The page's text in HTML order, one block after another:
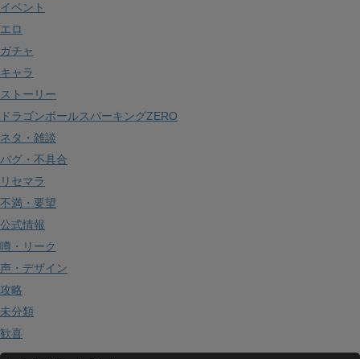
イベント
エロ
ガチャ
キャラ
ストーリー
ドラゴンボールスパーキングZERO
ネタ・雑談
バグ・不具合
リセマラ
不満・要望
公式情報
噂・リーク
声・デザイン
攻略
未分類
歓喜